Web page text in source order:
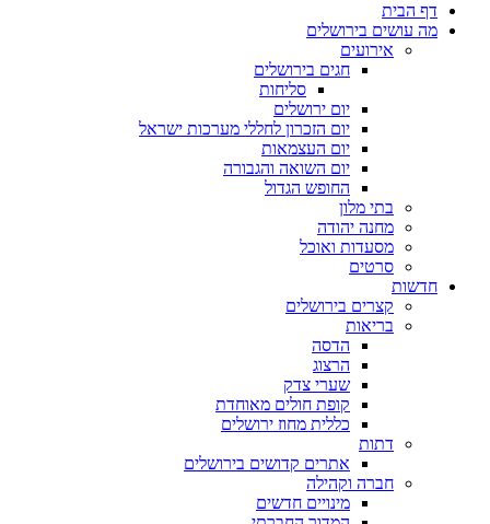
דף הבית
מה עושים בירושלים
אירועים
חגים בירושלים
סליחות
יום ירושלים
יום הזכרון לחללי מערכות ישראל
יום העצמאות
יום השואה והגבורה
החופש הגדול
בתי מלון
מחנה יהודה
מסעדות ואוכל
סרטים
חדשות
קצרים בירושלים
בריאות
הדסה
הרצוג
שערי צדק
קופת חולים מאוחדת
כללית מחוז ירושלים
דתות
אתרים קדושים בירושלים
חברה וקהילה
מינויים חדשים